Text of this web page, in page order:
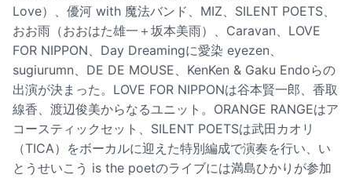
Love）、優河 with 魔法バンド、MIZ、SILENT POETS、
おお雨（おおはた雄一＋坂本美雨）、Caravan、LOVE
FOR NIPPON、Day Dreamingに愛染 eyezen、
sugiurumn、DE DE MOUSE、KenKen & Gaku Endoらの
出演が決まった。LOVE FOR NIPPONは谷本賢一郎、香取
線香、渡辺俊美からなるユニット。ORANGE RANGEはア
コースティックセット、SILENT POETSは武田カオリ
（TICA）をボーカルに迎えた特別編成で演奏を行い、い
とうせいこう is the poetのライブには満島ひかりが参加